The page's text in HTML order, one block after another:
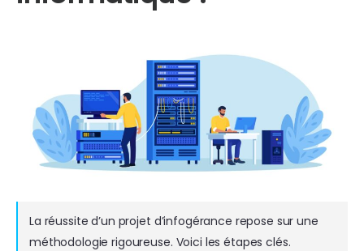
La réussite d’un projet d’infogérance repose sur une
méthodologie rigoureuse. Voici les étapes clés.